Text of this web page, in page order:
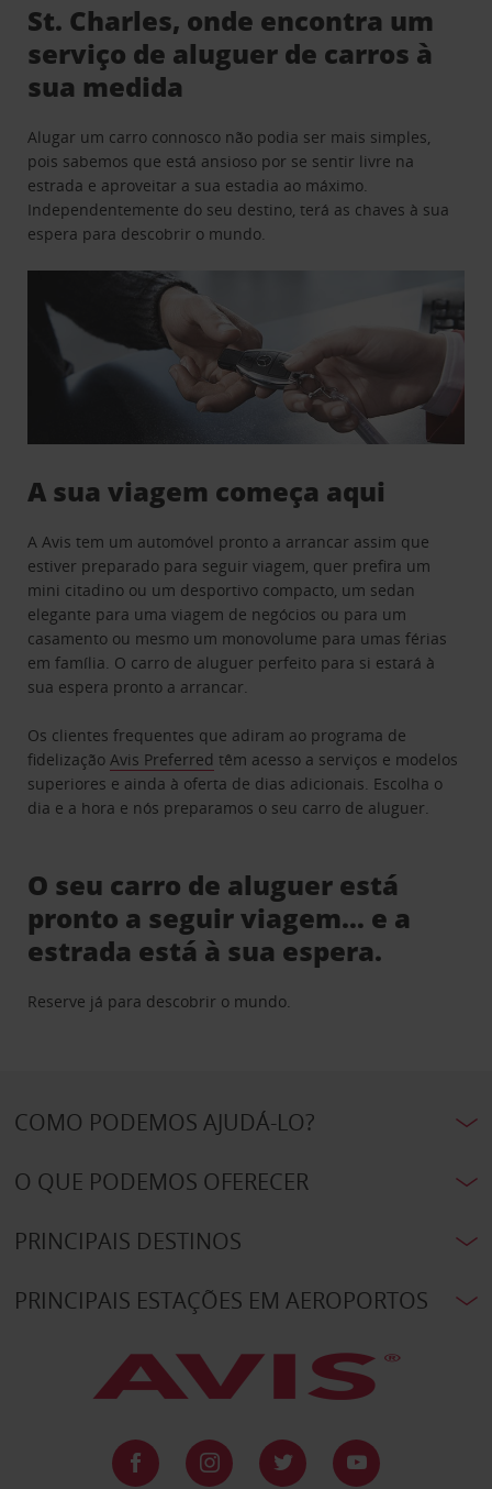
St. Charles, onde encontra um
serviço de aluguer de carros à
sua medida
Alugar um carro connosco não podia ser mais simples,
pois sabemos que está ansioso por se sentir livre na
estrada e aproveitar a sua estadia ao máximo.
Independentemente do seu destino, terá as chaves à sua
espera para descobrir o mundo.
A sua viagem começa aqui
A Avis tem um automóvel pronto a arrancar assim que
estiver preparado para seguir viagem, quer prefira um
mini citadino ou um desportivo compacto, um sedan
elegante para uma viagem de negócios ou para um
casamento ou mesmo um monovolume para umas férias
em família. O carro de aluguer perfeito para si estará à
sua espera pronto a arrancar.
Os clientes frequentes que adiram ao programa de
fidelizaçãoAvis Preferred têm acesso a serviços e modelos
superiores e ainda à oferta de dias adicionais. Escolha o
dia e a hora e nós preparamos o seu carro de aluguer.
O seu carro de aluguer está
pronto a seguir viagem… e a
estrada está à sua espera.
Reserve já para descobrir o mundo.
COMO PODEMOS AJUDÁ-LO?
O QUE PODEMOS OFERECER
PRINCIPAIS DESTINOS
PRINCIPAIS ESTAÇÕES EM AEROPORTOS